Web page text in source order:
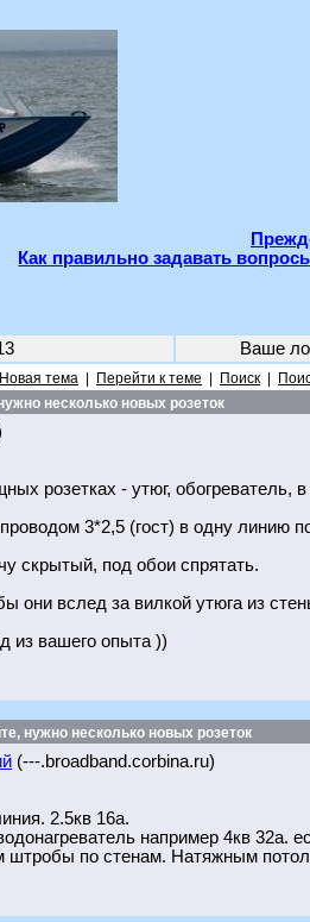
Как правильно задавать
Ваше
Новая тема Перейти к теме Поиск
несколько новых розеток
розетках - утюг, обогреватель,
3*2,5 (гост) в одну линию
скрытый, под обои спрятать.
они вслед за вилкой утюга из
из вашего опыта ))
нужно несколько новых розеток
(---.broadband.corbina.ru)
2.5кв 16а.
например 4кв 32а.
штробы по стенам. Натяжным